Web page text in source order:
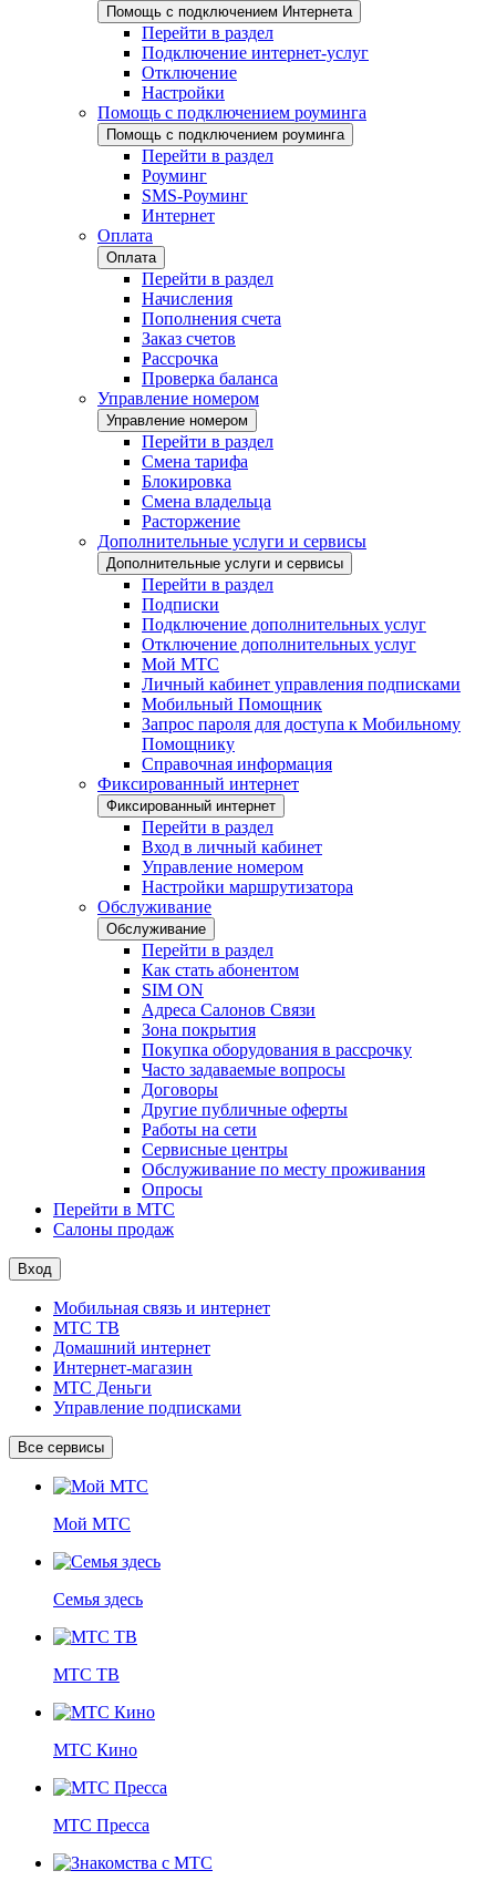
Помощь с подключением Интернета
Перейти в раздел
Подключение интернет-услуг
Отключение
Настройки
Помощь с подключением роуминга
Помощь с подключением роуминга
Перейти в раздел
Роуминг
SMS-Роуминг
Интернет
Оплата
Оплата
Перейти в раздел
Начисления
Пополнения счета
Заказ счетов
Рассрочка
Проверка баланса
Управление номером
Управление номером
Перейти в раздел
Смена тарифа
Блокировка
Смена владельца
Расторжение
Дополнительные услуги и сервисы
Дополнительные услуги и сервисы
Перейти в раздел
Подписки
Подключение дополнительных услуг
Отключение дополнительных услуг
Мой МТС
Личный кабинет управления подписками
Мобильный Помощник
Запрос пароля для доступа к Мобильному
Помощнику
Справочная информация
Фиксированный интернет
Фиксированный интернет
Перейти в раздел
Вход в личный кабинет
Управление номером
Настройки маршрутизатора
Обслуживание
Обслуживание
Перейти в раздел
Как стать абонентом
SIM ON
Адреса Салонов Связи
Зона покрытия
Покупка оборудования в рассрочку
Часто задаваемые вопросы
Договоры
Другие публичные оферты
Работы на сети
Сервисные центры
Обслуживание по месту проживания
Опросы
Перейти в МТС
Салоны продаж
Вход
Мобильная связь и интернет
МТС ТВ
Домашний интернет
Интернет-магазин
МТС Деньги
Управление подписками
Все сервисы
Мой МТС
Семья здесь
МТС ТВ
МТС Кино
МТС Пресса